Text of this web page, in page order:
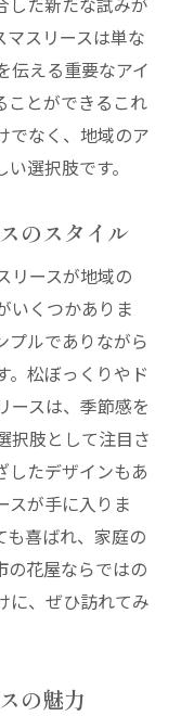
スリースは単な
伝える重要なアイ
ことができるこれ
でなく、地域のア
選択肢です。
のスタイル
リースが地域の
いくつかありま
プルでありながら
。松ぼっくりやド
ースは、季節感を
択肢として注目さ
したデザインもあ
スが手に入りま
も喜ばれ、家庭の
の花屋ならではの
に、ぜひ訪れてみ
の魅力